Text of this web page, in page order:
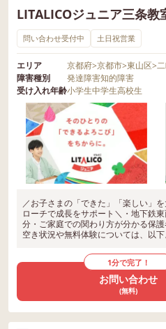
LITALICOジュニア三条教
問い合わせ受付中 土日祝営業
エリア 京都府>京都市>東山区>
障害種別
発達障害知的障害
受け入れ年齢小学生中学生高校生
／お子さまの「できた」「楽しい」
ローチで成長をサポート＼・地下鉄
分・ご家庭での関わり方が分かる保
空き状況や無料体験については、以
1分で完了！
お問い合わせ
(無料)